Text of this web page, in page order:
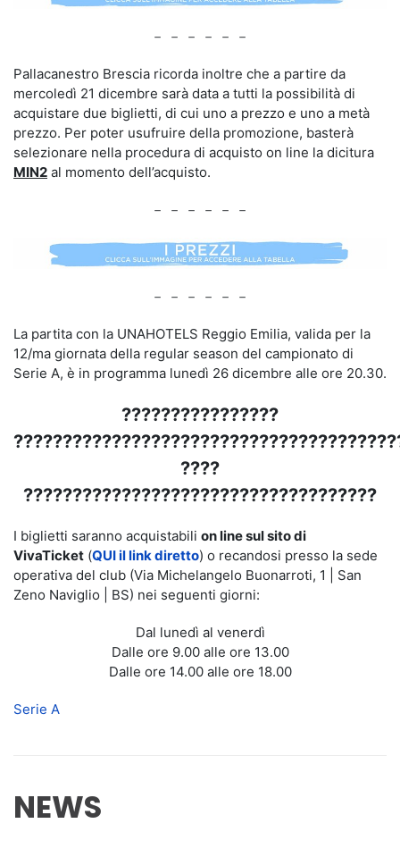
－ － － － － －
Pallacanestro Brescia ricorda inoltre che a partire da
mercoledì 21 dicembre sarà data a tutti la possibilità di
acquistare due biglietti, di cui uno a prezzo e uno a metà
prezzo. Per poter usufruire della promozione, basterà
selezionare nella procedura di acquisto on line la dicitura
MIN2 al momento dell’acquisto.
－ － － － － －
－ － － － － －
La partita con la UNAHOTELS Reggio Emilia, valida per la
12/ma giornata della regular season del campionato di
Serie A, è in programma lunedì 26 dicembre alle ore 20.30.
????????????????
????
????????????????????????????????????
I biglietti saranno acquistabili on line sul sito di
VivaTicket (QUI il link diretto) o recandosi presso la sede
operativa del club (Via Michelangelo Buonarroti, 1 | San
Zeno Naviglio | BS) nei seguenti giorni:
Dal lunedì al venerdì
Dalle ore 9.00 alle ore 13.00
Dalle ore 14.00 alle ore 18.00
Serie A
NEWS